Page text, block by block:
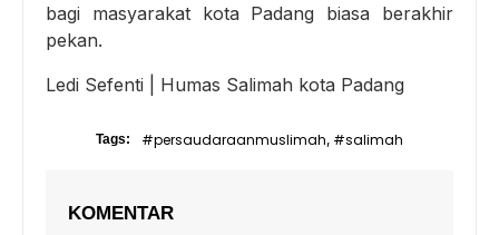
bagi masyarakat kota Padang biasa berakhir
pekan.
Ledi Sefenti | Humas Salimah kota Padang
Tags: #persaudaraanmuslimah, #salimah
KOMENTAR